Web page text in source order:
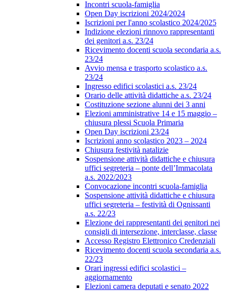
Incontri scuola-famiglia
Open Day iscrizioni 2024/2024
Iscrizioni per l'anno scolastico 2024/2025
Indizione elezioni rinnovo rappresentanti
dei genitori a.s. 23/24
Ricevimento docenti scuola secondaria a.s.
23/24
Avvio mensa e trasporto scolastico a.s.
23/24
Ingresso edifici scolastici a.s. 23/24
Orario delle attività didattiche a.s. 23/24
Costituzione sezione alunni dei 3 anni
Elezioni amministrative 14 e 15 maggio –
chiusura plessi Scuola Primaria
Open Day iscrizioni 23/24
Iscrizioni anno scolastico 2023 – 2024
Chiusura festività natalizie
Sospensione attività didattiche e chiusura
uffici segreteria – ponte dell’Immacolata
a.s. 2022/2023
Convocazione incontri scuola-famiglia
Sospensione attività didattiche e chiusura
uffici segreteria – festività di Ognissanti
a.s. 22/23
Elezione dei rappresentanti dei genitori nei
consigli di intersezione, interclasse, classe
Accesso Registro Elettronico Credenziali
Ricevimento docenti scuola secondaria a.s.
22/23
Orari ingressi edifici scolastici –
aggiornamento
Elezioni camera deputati e senato 2022